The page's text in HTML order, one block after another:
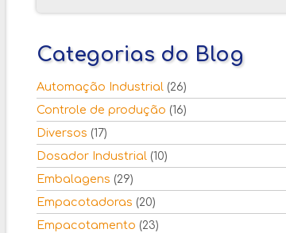
Categorias do Blog
Automação Industrial (26)
Controle de produção (16)
Diversos (17)
Dosador Industrial (10)
Embalagens (29)
Empacotadoras (20)
Empacotamento (23)